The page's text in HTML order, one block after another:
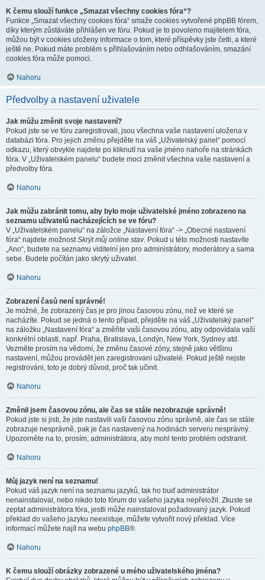
K čemu slouží funkce „Smazat všechny cookies fóra“?
Funkce „Smazat všechny cookies fóra“ smaže cookies vytvořené phpBB fórem,
díky kterým zůstáváte přihlášen ve fóru. Pokud je to povoleno majitelem fóra,
můžou být v cookies uloženy informace o tom, které příspěvky jste četli, a které
ještě ne. Pokud máte problém s přihlašováním nebo odhlašováním, smazání
cookies fóra může pomoci.
Nahoru
Předvolby a nastavení uživatele
Jak můžu změnit svoje nastavení?
Pokud jste se ve fóru zaregistrovali, jsou všechna vaše nastavení uložena v
databázi fóra. Pro jejich změnu přejděte na váš „Uživatelský panel“ pomocí
odkazu, který obvykle najdete po kliknutí na vaše jméno nahoře na stránkách
fóra. V „Uživatelském panelu“ budete moci změnit všechna vaše nastavení a
předvolby fóra.
Nahoru
Jak můžu zabránit tomu, aby bylo moje uživatelské jméno zobrazeno na
seznamu uživatelů nacházejících se ve fóru?
V „Uživatelském panelu“ na záložce „Nastavení fóra“ -> „Obecné nastavení
fóra“ najdete možnostSkrýt můj online stav. Pokud u této možnosti nastavíte
„Ano“, budete na seznamu viditelní jen pro administrátory, moderátory a sama
sebe. Budete počítán jako skrytý uživatel.
Nahoru
Zobrazení časů není správné!
Je možné, že zobrazený čas je pro jinou časovou zónu, než ve které se
nacházíte. Pokud se jedná o tento případ, přejděte na váš „Uživatelský panel“
na záložku „Nastavení fóra“ a změňte vaši časovou zónu, aby odpovídala vaší
konkrétní oblasti, např. Praha, Bratislava, Londýn, New York, Sydney atd.
Vezměte prosím na vědomí, že změnu časové zóny, stejně jako většinu
nastavení, můžou provádět jen zaregistrovaní uživatelé. Pokud ještě nejste
registrováni, toto je dobrý důvod, proč tak učinit.
Nahoru
Změnil jsem časovou zónu, ale čas se stále nezobrazuje správně!
Pokud jste si jisti, že jste nastavili vaši časovou zónu správně, ale čas se stále
zobrazuje nesprávně, pak je čas nastavený na hodinách serveru nesprávný.
Upozorněte na to, prosím, administrátora, aby mohl tento problém odstranit.
Nahoru
Můj jazyk není na seznamu!
Pokud váš jazyk není na seznamu jazyků, tak ho buď administrátor
nenainstaloval, nebo nikdo toto fórum do vašeho jazyka nepřeložil. Zkuste se
zeptat administrátora fóra, jestli může nainstalovat požadovaný jazyk. Pokud
překlad do vašeho jazyku neexistuje, můžete vytvořit nový překlad. Více
informací můžete najít na webu phpBB®.
Nahoru
K čemu slouží obrázky zobrazené u mého uživatelského jména?